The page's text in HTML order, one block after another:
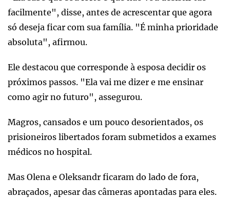
facilmente", disse, antes de acrescentar que agora
só deseja ficar com sua família. "É minha prioridade
absoluta", afirmou.
Ele destacou que corresponde à esposa decidir os
próximos passos. "Ela vai me dizer e me ensinar
como agir no futuro", assegurou.
Magros, cansados e um pouco desorientados, os
prisioneiros libertados foram submetidos a exames
médicos no hospital.
Mas Olena e Oleksandr ficaram do lado de fora,
abraçados, apesar das câmeras apontadas para eles.